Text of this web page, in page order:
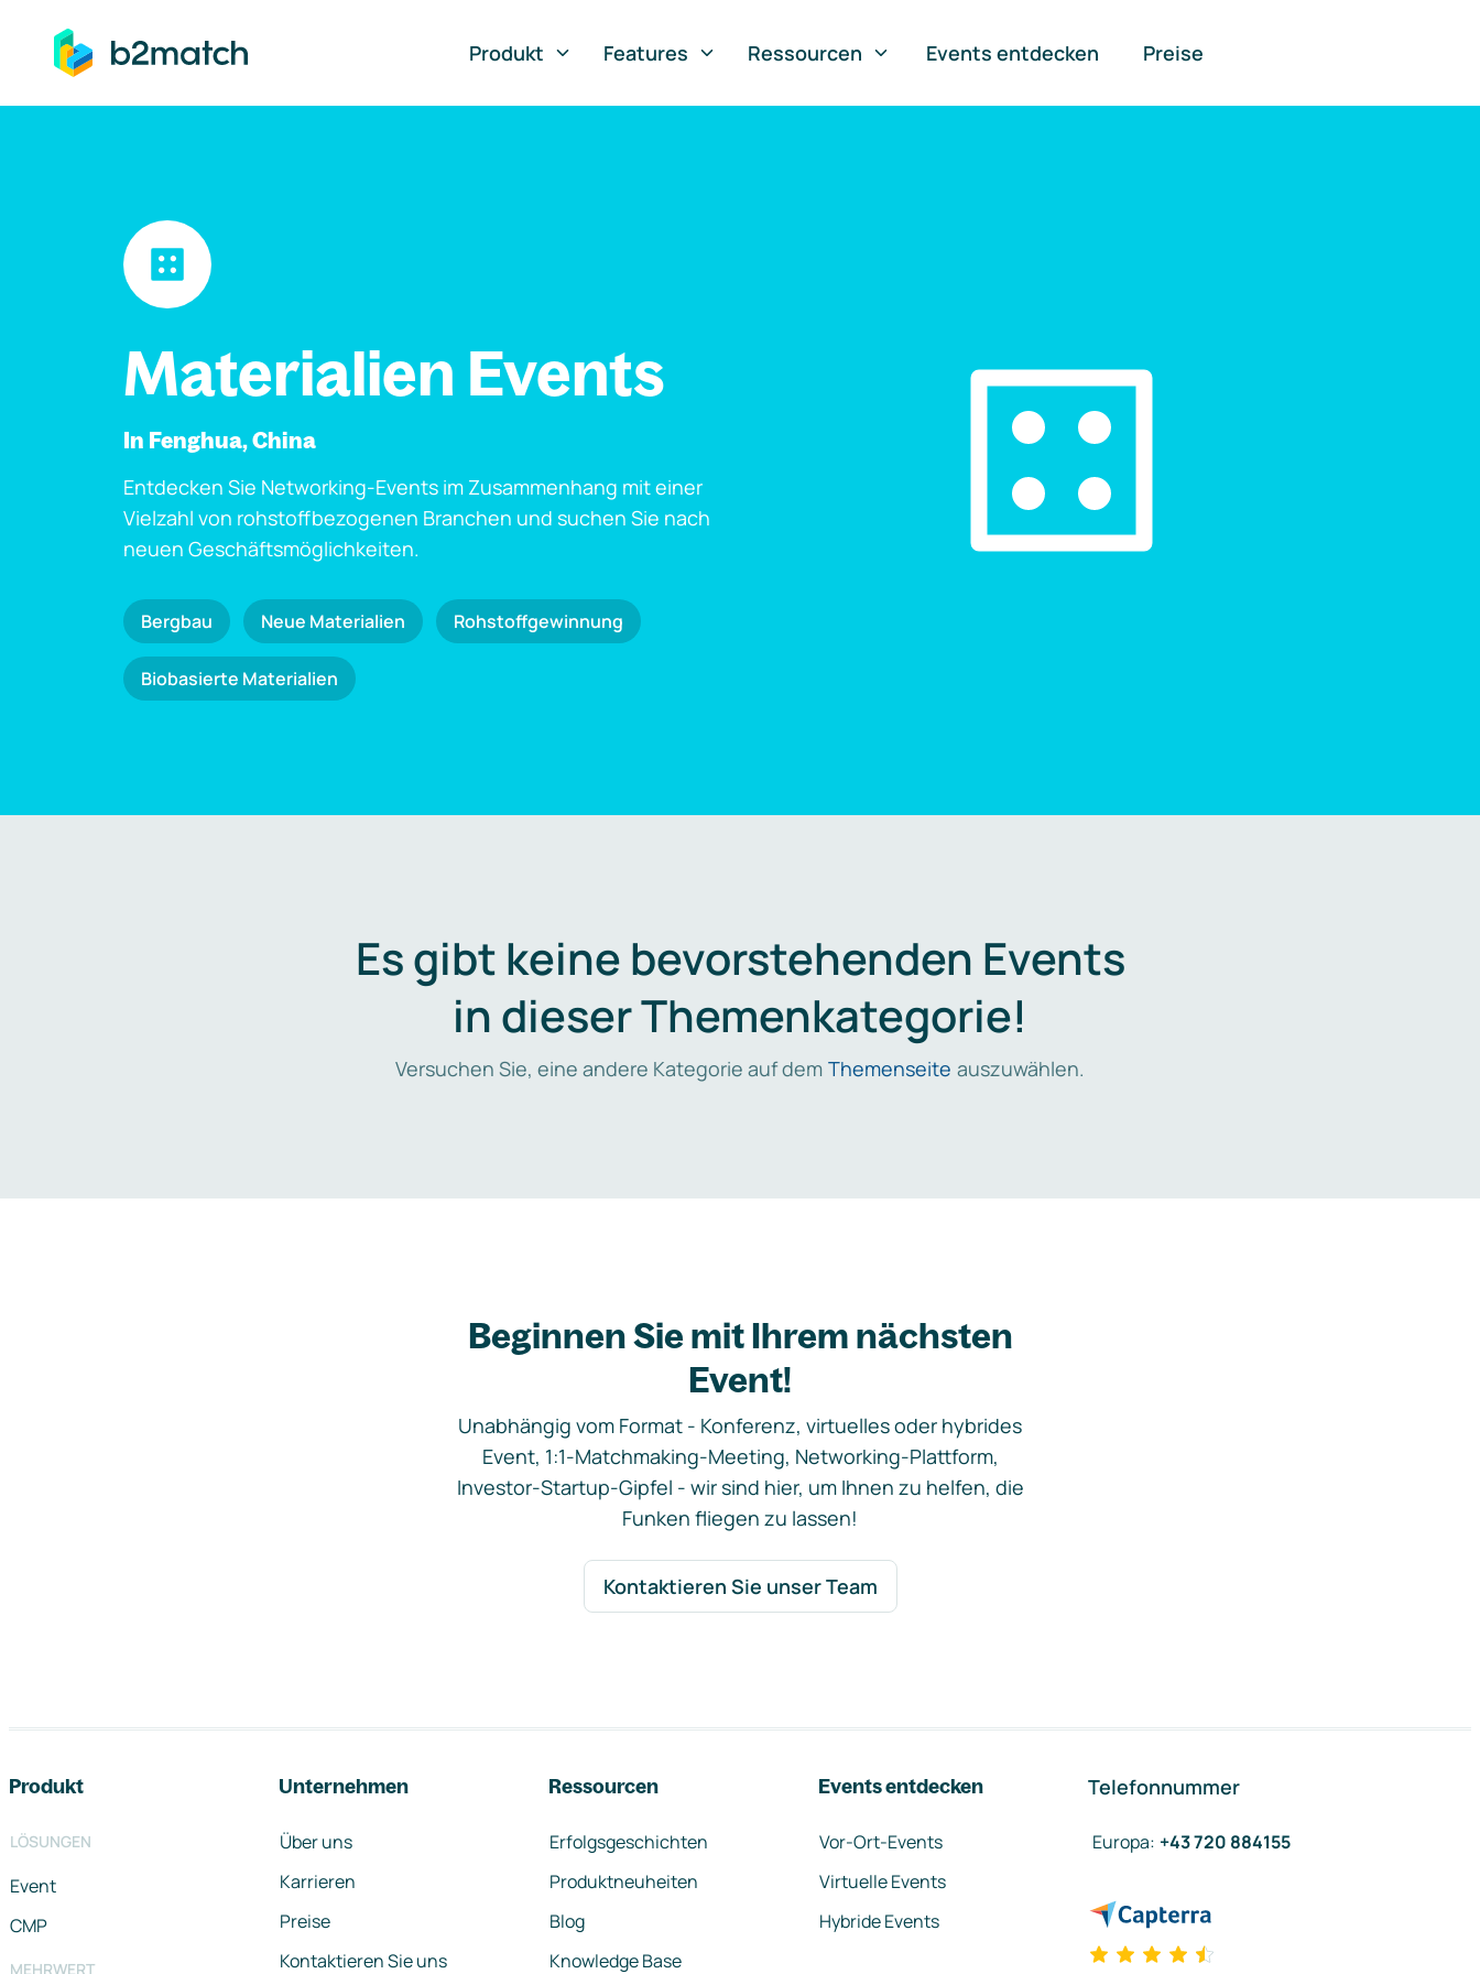
springen
Produkt
Features Ressourcen Events entdecken Preise
Materialien Events
In Fenghua, China
Entdecken Sie Networking-Events im Zusammenhang mit einer
Vielzahl von rohstoffbezogenen Branchen und suchen Sie nach
neuen Geschäftsmöglichkeiten.
Bergbau Neue Materialien Rohstoffgewinnung
Biobasierte Materialien
Es gibt keine bevorstehenden Events
in dieser Themenkategorie!
Versuchen Sie, eine andere Kategorie auf dem Themenseite auszuwählen.
Beginnen Sie mit Ihrem nächsten
Event!
Unabhängig vom Format - Konferenz, virtuelles oder hybrides
Event, 1:1-Matchmaking-Meeting, Networking-Plattform,
Investor-Startup-Gipfel - wir sind hier, um Ihnen zu helfen, die
Funken fliegen zu lassen!
Kontaktieren Sie unser Team
Produkt
LÖSUNGEN
Event
CMP
MEHRWERT
Unternehmen
Über uns
Karrieren
Preise
Kontaktieren Sie uns
Ressourcen
Erfolgsgeschichten
Produktneuheiten
Blog
Knowledge Base
Events entdecken
Vor-Ort-Events
Virtuelle Events
Hybride Events
Telefonnummer
Europa: +43 720 884155